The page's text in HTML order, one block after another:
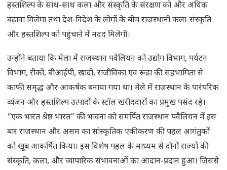
हस्तशिल्प के साथ-साथ कला और संस्कृति के संरक्षण को और अधिक
बढ़ावा मिलेगा तथा देश-विदेश के लोगों के बीच राजस्थानी कला-संस्कृति
और हस्तशिल्प को पहुंचाने में मदद मिलेगी।
उन्होंने बताया कि मेला में राजस्थान पवैलियन को उद्योग विभाग, पर्यटन
विभाग, रीको, बीआईपी, खादी, राजीविका एवं रूडा की सहभागिता से
काफी समृद्ध और आकर्षक बनाया गया था। मेले में राजस्थान के पारंपरिक
व्यंजन और हस्तशिल्प उत्पादों के स्टॉल खरीददारों का प्रमुख पसंद रहे।
“एक भारत श्रेष्ठ भारत” की भावना को समर्पित राजस्थान पवैलियन में इस
बार राजस्थान और असम का सांस्कृतिक एकीकरण की पहल आगंतुकों
को खूब आकर्षित किया। इस विशेष पहल के माध्यम से दोनों राज्यों की
संस्कृति, कला, और व्यापारिक संभावनाओं का आदान-प्रदान हुआ। जिससे